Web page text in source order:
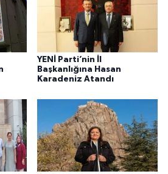
YENİ Parti’nin İl
Başkanlığına Hasan
Karadeniz Atandı